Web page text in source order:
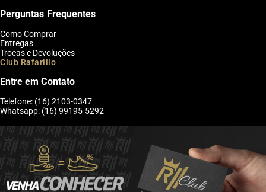
Perguntas Frequentes
Como Comprar
Entregas
Trocas e Devoluções
Club Rafarillo
Entre em Contato
Telefone: (16) 2103-0347
Whatsapp: (16) 99195-5292